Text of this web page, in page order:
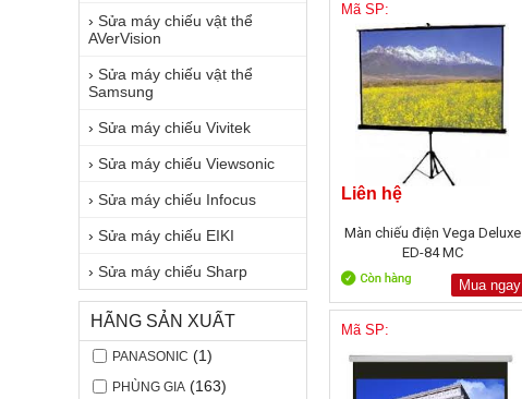
› Sửa máy chiếu vật thể
AVerVision
› Sửa máy chiếu vật thể
Samsung
› Sửa máy chiếu Vivitek
› Sửa máy chiếu Viewsonic
› Sửa máy chiếu Infocus
› Sửa máy chiếu EIKI
› Sửa máy chiếu Sharp
HÃNG SẢN XUẤT
PANASONIC (1)
PHÙNG GIA (163)
Mã SP:
Liên hệ
Màn chiếu điện Vega Deluxe
ED-84 MC
Mua ngay
Mã SP: